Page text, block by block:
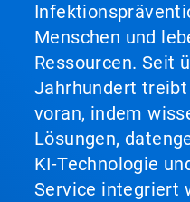
Menschen und
Ressourcen. Seit
Jahrhundert
voran, indem
Lösungen,
KI-Technologie
Service integriert